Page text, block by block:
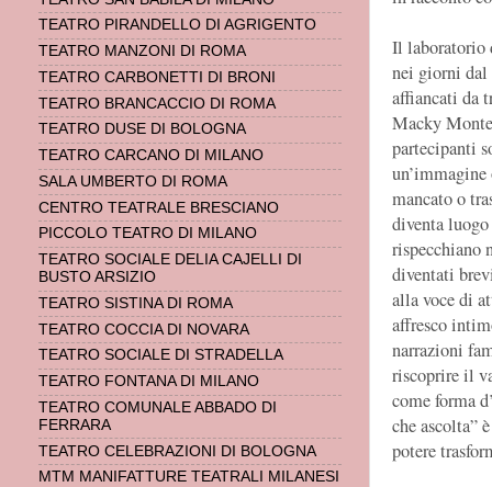
Il laboratorio
nei giorni dal
affiancati da
Macky
partecipanti
mancato o
diventa
rispecchiano
diventati
alla voce di
affresco
narrazioni
riscoprire il
come forma
che ascolta”
potere
TEATRO PIRANDELLO DI AGRIGENTO
TEATRO MANZONI DI ROMA
TEATRO CARBONETTI DI BRONI
TEATRO BRANCACCIO DI ROMA
TEATRO DUSE DI BOLOGNA
TEATRO CARCANO DI MILANO
SALA UMBERTO DI ROMA
CENTRO TEATRALE BRESCIANO
PICCOLO TEATRO DI MILANO
TEATRO SOCIALE DELIA CAJELLI DI
BUSTO ARSIZIO
TEATRO SISTINA DI ROMA
TEATRO COCCIA DI NOVARA
TEATRO SOCIALE DI STRADELLA
TEATRO FONTANA DI MILANO
TEATRO COMUNALE ABBADO DI
FERRARA
TEATRO CELEBRAZIONI DI BOLOGNA
MTM MANIFATTURE TEATRALI MILANESI